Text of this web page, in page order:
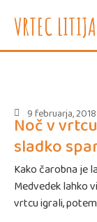
e-oglasne
VRTEC LITIJA
9 februarja, 2018
Noč v
sladko
Kako čarobna je
Medvedek lahko
vrtcu igrali,